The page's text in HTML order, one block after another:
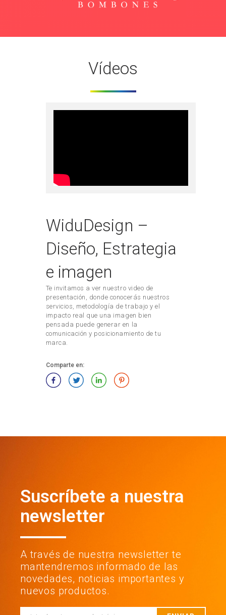
Vídeos
WiduDesign –
Diseño, Estrategia
e imagen
Te invitamos a ver nuestro video de
presentación, donde conocerás nuestros
servicios, metodología de trabajo y el
impacto real que una imagen bien
pensada puede generar en la
comunicación y posicionamiento de tu
marca.
Comparte en:
Suscríbete a nuestra
newsletter
A través de nuestra newsletter te
mantendremos informado de las
novedades, noticias importantes y
nuevos productos.